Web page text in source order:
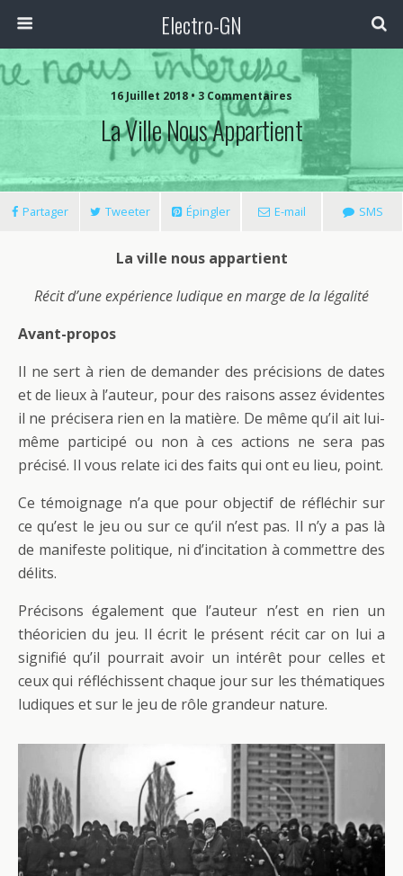
Electro-GN
16 Juillet 2018 • 3 Commentaires
La Ville Nous Appartient
Partager Tweeter Épingler E-mail SMS
La ville nous appartient
Récit d’une expérience ludique en marge de la légalité
Avant-propos
Il ne sert à rien de demander des précisions de dates
et de lieux à l’auteur, pour des raisons assez évidentes
il ne précisera rien en la matière. De même qu’il ait lui-
même participé ou non à ces actions ne sera pas
précisé. Il vous relate ici des faits qui ont eu lieu, point.
Ce témoignage n’a que pour objectif de réfléchir sur
ce qu’est le jeu ou sur ce qu’il n’est pas. Il n’y a pas là
de manifeste politique, ni d’incitation à commettre des
délits.
Précisons également que l’auteur n’est en rien un
théoricien du jeu. Il écrit le présent récit car on lui a
signifié qu’il pourrait avoir un intérêt pour celles et
ceux qui réfléchissent chaque jour sur les thématiques
ludiques et sur le jeu de rôle grandeur nature.